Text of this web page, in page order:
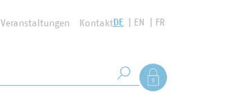
Veranstaltungen KontaktDE EN FR
Suche starten
Als Mitglied